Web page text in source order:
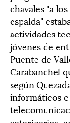
chavales "a
espalda"
actividades
jóvenes de
Puente de
Carabanchel
según
informáticos